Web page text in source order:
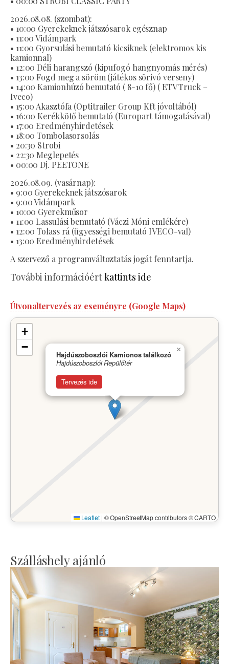
2026.08.08. (szombat):
• 10:00 Gyerekeknek játszósarok egésznap
• 11:00 Vidámpark
• 11:00 Gyorsulási bemutató kicsiknek (elektromos kis
kamionnal)
• 12:00 Déli harangszó (kipufogó hangnyomás mérés)
• 13:00 Fogd meg a söröm (játékos sörivó verseny)
• 14:00 Kamionhúzó bemutató ( 8-10 fő) ( ETV Truck –
Iveco)
• 15:00 Akasztófa (Optitrailer Group Kft jóvoltából)
• 16:00 Kerékkötő bemutató (Europart támogatásával)
• 17:00 Eredményhirdetések
• 18:00 Tombolasorsolás
• 20:30 Strobi
• 22:30 Meglepetés
• 00:00 Dj. PEETONE
2026.08.09. (vasárnap):
• 9:00 Gyerekeknek játszósarok
• 9:00 Vidámpark
• 10:00 Gyerekműsor
• 11:00 Lassulási bemutató (Váczi Móni emlékére)
• 12:00 Tolass rá (ügyességi bemutató IVECO-val)
• 13:00 Eredményhirdetések
A szervező a programváltoztatás jogát fenntartja.
További információértkattints ide
Útvonaltervezés az eseményre (Google Maps)
Hajdúszoboszlói Kamionos találkozó
Hajdúszoboszlói Repülőtér
Tervezés ide
×
+
−
Leaflet | © OpenStreetMap contributors © CARTO
Szálláshely ajánló